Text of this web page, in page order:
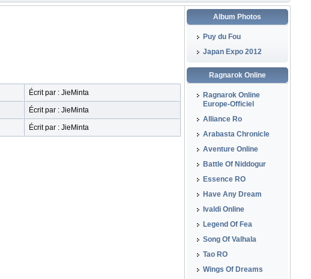
Écrit par : JieMinta
Écrit par : JieMinta
Écrit par : JieMinta
Album Photos
Puy du Fou
Japan Expo 2012
Ragnarok Online
Ragnarok Online
Europe-Officiel
Alliance Ro
Arabasta Chronicle
Aventure Online
Battle Of Niddogur
Essence RO
Have Any Dream
Ivaldi Online
Legend Of Fea
Song Of Valhala
Tao RO
Wings Of Dreams